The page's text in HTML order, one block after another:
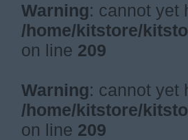
Warning: cannot yet
/home/kitstore/
on line 209
Warning: cannot yet
/home/kitstore/
on line 209